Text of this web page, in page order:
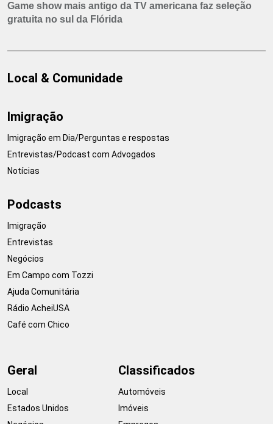
Game show mais antigo da TV americana faz seleção
gratuita no sul da Flórida
Local & Comunidade
Imigração
Imigração em Dia/Perguntas e respostas
Entrevistas/Podcast com Advogados
Notícias
Podcasts
Imigração
Entrevistas
Negócios
Em Campo com Tozzi
Ajuda Comunitária
Rádio AcheiUSA
Café com Chico
Geral
Local
Estados Unidos
Classificados
Automóveis
Imóveis